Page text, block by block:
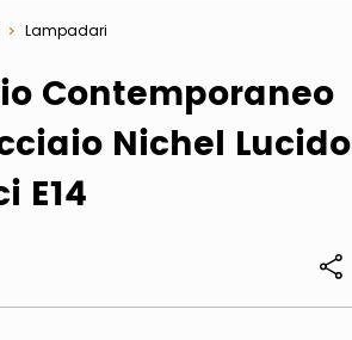
Lampadari
Contemporaneo
Nichel Lucido
E14